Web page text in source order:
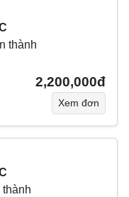
thành
2,200,000đ
Xem đơn
thành